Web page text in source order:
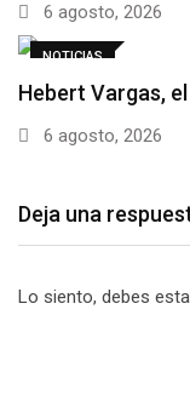
6 agosto, 2026
NOTICIAS
Hebert Vargas,
6 agosto, 2026
Deja una
Lo siento, debes